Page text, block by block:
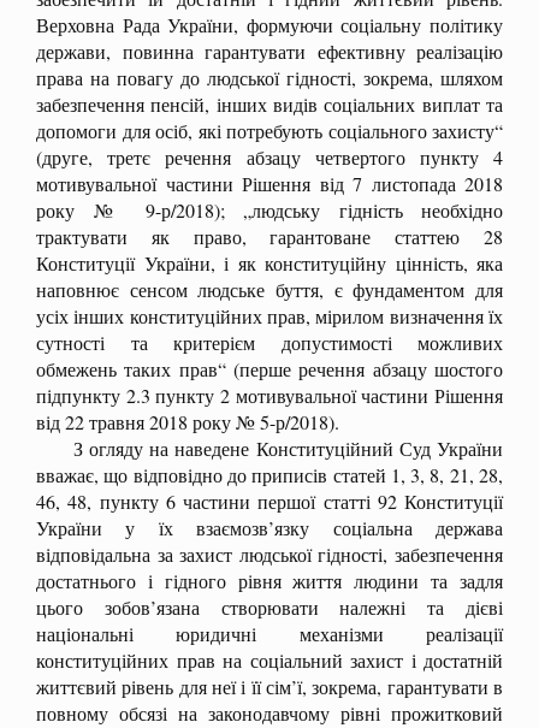
Верховна Рада України, формуючи соціальну політику
держави, повинна гарантувати ефективну реалізацію
права на повагу до людської гідності, зокрема, шляхом
забезпечення пенсій, інших видів соціальних виплат та
допомоги для осіб, які потребують соціального захисту“
(друге, третє речення абзацу четвертого пункту 4
мотивувальної частини Рішення від 7 листопада 2018
року № 9-р/2018); „людську гідність необхідно
трактувати як право, гарантоване статтею 28
Конституції України, і як конституційну цінність, яка
наповнює сенсом людське буття, є фундаментом для
усіх інших конституційних прав, мірилом визначення їх
сутності та критерієм допустимості можливих
обмежень таких прав“ (перше речення абзацу шостого
підпункту 2.3 пункту 2 мотивувальної частини Рішення
від 22 травня 2018 року № 5-р/2018).
З огляду на наведене Конституційний Суд України
вважає, що відповідно до приписів статей 1, 3, 8, 21, 28,
46, 48, пункту 6 частини першої статті 92 Конституції
України у їх взаємозв’язку соціальна держава
відповідальна за захист людської гідності, забезпечення
достатнього і гідного рівня життя людини та задля
цього зобов’язана створювати належні та дієві
національні юридичні механізми реалізації
конституційних прав на соціальний захист і достатній
життєвий рівень для неї і її сім’ї, зокрема, гарантувати в
повному обсязі на законодавчому рівні прожитковий